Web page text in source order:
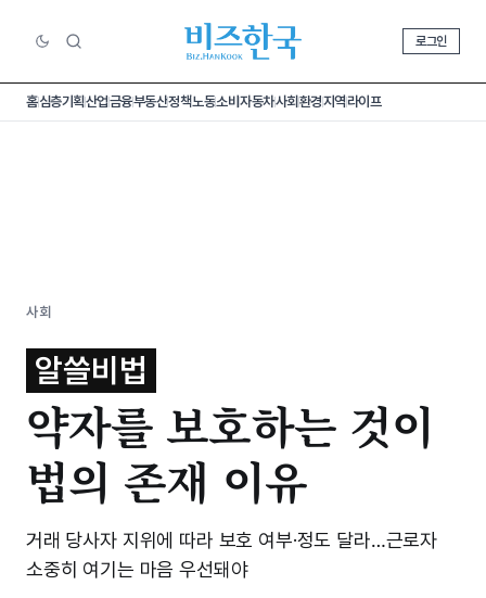
로그인
홈심층기획산업금융부동산정책노동소비 자동차사회환경지역라이프
사회
알쓸비법
약자를 보호하는 것이
법의 존재 이유
거래 당사자 지위에 따라 보호 여부·정도 달라…근로자
소중히 여기는 마음 우선돼야